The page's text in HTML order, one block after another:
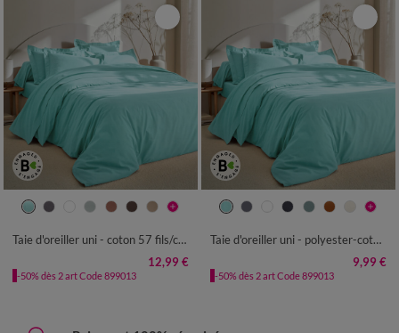
Taie d'oreiller uni - coton 57 fils/cm²
12,99 €
-50% dès 2 art Code 899013
Taie d'oreiller uni - polyester-coton 57 fils/cm²
9,99 €
-50% dès 2 art Code 899013